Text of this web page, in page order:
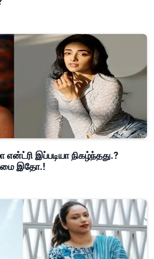
என்ட்ரி இப்படியா நிகழ்ந்தது.?
இதோ.!